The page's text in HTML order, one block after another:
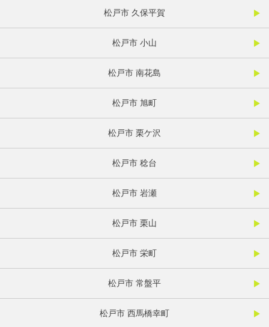
松戸市 久保平賀
松戸市 小山
松戸市 南花島
松戸市 旭町
松戸市 栗ケ沢
松戸市 稔台
松戸市 岩瀬
松戸市 栗山
松戸市 栄町
松戸市 常盤平
松戸市 西馬橋幸町